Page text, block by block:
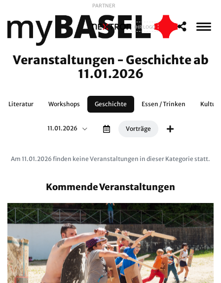
PARTNER
IHR LOGO
Veranstaltungen - Geschichte ab
11.01.2026
Literatur Workshops Geschichte Essen / Trinken
11.01.2026 Vorträge
Am 11.01.2026 finden keine Veranstaltungen in dieser Kategorie statt.
Kommende Veranstaltungen